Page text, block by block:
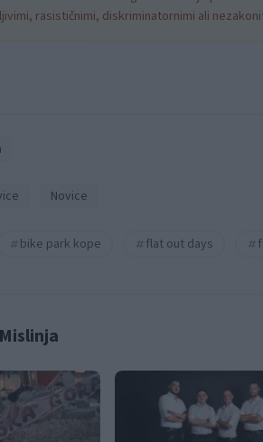
rasističnimi, diskriminatornimi ali
Novice
bike park kope flat out days